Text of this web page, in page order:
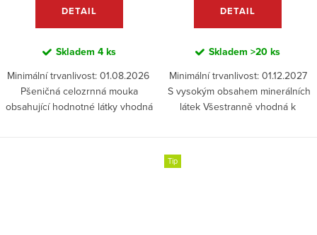
DETAIL
Skladem 4 ks
Minimální trvanlivost: 01.08.2026
Pšeničná celozrnná mouka
obsahující hodnotné látky vhodná
DETAIL
Skladem >20 ks
Minimální trvanlivost: 01.12.2027
S vysokým obsahem minerálních
látek Všestranně vhodná k
Tip